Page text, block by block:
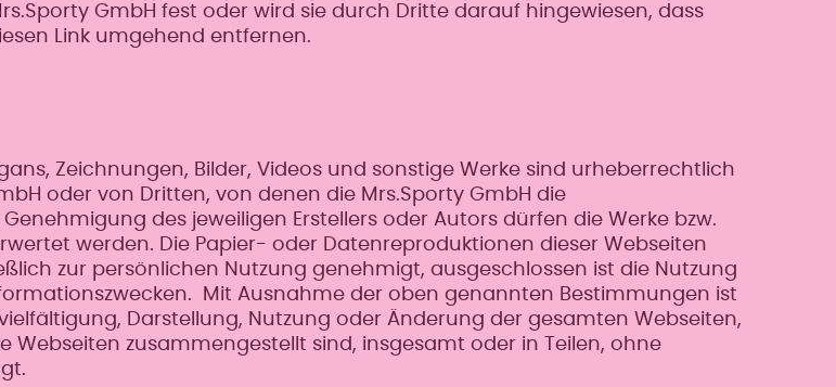
GmbH fest oder wird sie durch Dritte darauf hingewiesen, dass
Link umgehend entfernen.
Zeichnungen, Bilder, Videos und sonstige Werke sind urheberrechtlich
oder von Dritten, von denen die Mrs.Sporty GmbH die
des jeweiligen Erstellers oder Autors dürfen die Werke bzw.
werden. Die Papier- oder Datenreproduktionen dieser Webseiten
zur persönlichen Nutzung genehmigt, ausgeschlossen ist die Nutzung
Mit Ausnahme der oben genannten Bestimmungen ist
Darstellung, Nutzung oder Änderung der gesamten Webseiten,
Webseiten zusammengestellt sind, insgesamt oder in Teilen, ohne